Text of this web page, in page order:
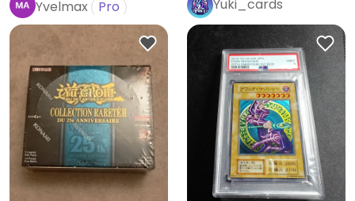
Yvelmax Pro Yuki_cards